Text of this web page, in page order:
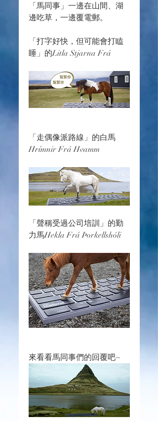
「馬同事」一邊在山間、湖
邊吃草，一邊覆電郵。
「打字好快，但可能會打瞌
睡」的Litla Stjarna Frá
「走偶像派路線」的白馬
Hrímnir Frá Hvamm
「聲稱受過公司培訓」的勤
力馬Hekla Frá Þorkellshóli
來看看馬同事們的回覆吧~